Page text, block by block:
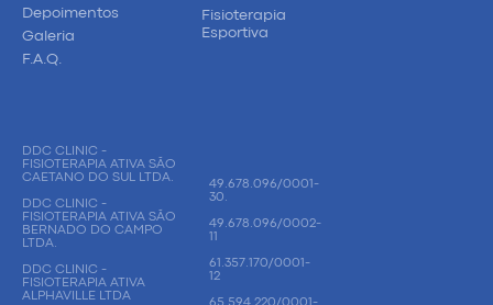
Depoimentos
Galeria
F.A.Q.
Fisioterapia
Esportiva
DDC CLINIC -
FISIOTERAPIA ATIVA SÃO
CAETANO DO SUL LTDA.
DDC CLINIC -
FISIOTERAPIA ATIVA SÃO
BERNADO DO CAMPO
LTDA.
DDC CLINIC -
FISIOTERAPIA ATIVA
ALPHAVILLE LTDA
49.678.096/0001-
30.
49.678.096/0002-
11
61.357.170/0001-
12
65.594.220/0001-